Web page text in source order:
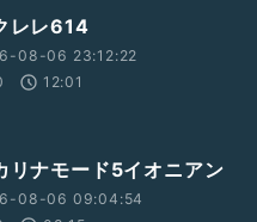
レレ614
08-06 23:12:22
12:01
リナモード5イオニアン
08-06 09:04:54